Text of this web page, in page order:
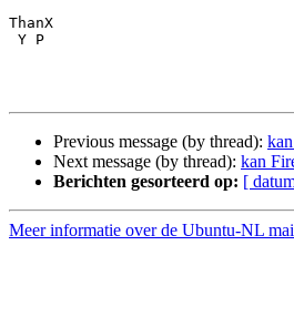
ThanX
Previous message (by thread):
Next message (by thread): kan
Berichten gesorteerd op: [
Meer informatie over de Ubuntu-NL